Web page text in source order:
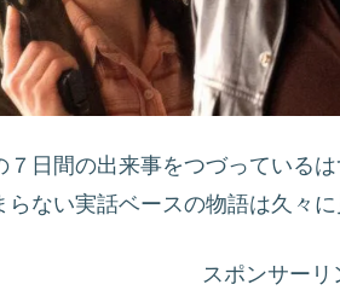
７日間の出来事をつづっている
らない実話ベースの物語は久々
スポンサーリ